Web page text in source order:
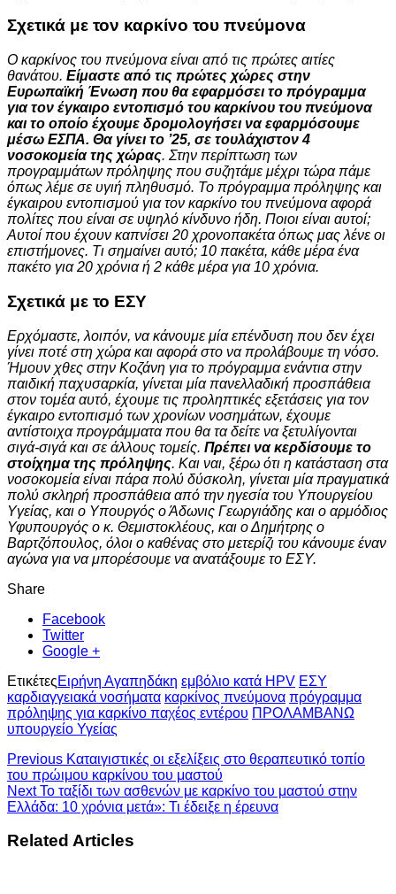
Σχετικά με τον καρκίνο του πνεύμονα
Ο καρκίνος του πνεύμονα είναι από τις πρώτες αιτίες
θανάτου. Είμαστε από τις πρώτες χώρες στην
Ευρωπαϊκή Ένωση που θα εφαρμόσει το πρόγραμμα
για τον έγκαιρο εντοπισμό του καρκίνου του πνεύμονα
και το οποίο έχουμε δρομολογήσει να εφαρμόσουμε
μέσω ΕΣΠΑ. Θα γίνει το ’25, σε τουλάχιστον 4
νοσοκομεία της χώρας. Στην περίπτωση των
προγραμμάτων πρόληψης που συζητάμε μέχρι τώρα πάμε
όπως λέμε σε υγιή πληθυσμό. Το πρόγραμμα πρόληψης και
έγκαιρου εντοπισμού για τον καρκίνο του πνεύμονα αφορά
πολίτες που είναι σε υψηλό κίνδυνο ήδη. Ποιοι είναι αυτοί;
Αυτοί που έχουν καπνίσει 20 χρονοπακέτα όπως μας λένε οι
επιστήμονες. Τι σημαίνει αυτό; 10 πακέτα, κάθε μέρα ένα
πακέτο για 20 χρόνια ή 2 κάθε μέρα για 10 χρόνια.
Σχετικά με το ΕΣΥ
Ερχόμαστε, λοιπόν, να κάνουμε μία επένδυση που δεν έχει
γίνει ποτέ στη χώρα και αφορά στο να προλάβουμε τη νόσο.
Ήμουν χθες στην Κοζάνη για το πρόγραμμα ενάντια στην
παιδική παχυσαρκία, γίνεται μία πανελλαδική προσπάθεια
στον τομέα αυτό, έχουμε τις προληπτικές εξετάσεις για τον
έγκαιρο εντοπισμό των χρονίων νοσημάτων, έχουμε
αντίστοιχα προγράμματα που θα τα δείτε να ξετυλίγονται
σιγά-σιγά και σε άλλους τομείς. Πρέπει να κερδίσουμε το
στοίχημα της πρόληψης. Και ναι, ξέρω ότι η κατάσταση στα
νοσοκομεία είναι πάρα πολύ δύσκολη, γίνεται μία πραγματικά
πολύ σκληρή προσπάθεια από την ηγεσία του Υπουργείου
Υγείας, και ο Υπουργός ο Άδωνις Γεωργιάδης και ο αρμόδιος
Υφυπουργός ο κ. Θεμιστοκλέους, και ο Δημήτρης ο
Βαρτζόπουλος, όλοι ο καθένας στο μετερίζι του κάνουμε έναν
αγώνα για να μπορέσουμε να ανατάξουμε το ΕΣΥ.
Share
Facebook
Twitter
Google +
ΕτικέτεςΕιρήνη Αγαπηδάκη εμβόλιο κατά HPV ΕΣΥ
καρδιαγγειακά νοσήματα καρκίνος πνεύμονα πρόγραμμα
πρόληψης για καρκίνο παχέος εντέρου ΠΡΟΛΑΜΒΑΝΩ
υπουργείο Υγείας
Previous Καταιγιστικές οι εξελίξεις στο θεραπευτικό τοπίο
του πρώιμου καρκίνου του μαστού
NextΤο ταξίδι των ασθενών με καρκίνο του μαστού στην
Ελλάδα: 10 χρόνια μετά»: Τι έδειξε η έρευνα
Related Articles